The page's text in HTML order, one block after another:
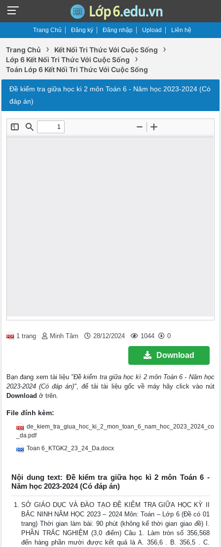
Trang Chủ Đăng ký Đăng nhập Upload Liên hệ
Trang Chủ › Kết Nối Tri Thức Với Cuộc Sống ›
Lớp 6 Kết Nối Tri Thức Với Cuộc Sống ›
Toán Lớp 6 Kết Nối Tri Thức Với Cuộc Sống
Đề kiểm tra giữa học kì 2 môn Toán 6 - Năm học 2023-2024 (Có
đáp án)
1 trang Minh Tâm 28/12/2024 1044 0
Download
Bạn đang xem tài liệu "Đề kiểm tra giữa học kì 2 môn Toán 6 - Năm học
2023-2024 (Có đáp án)", để tải tài liệu gốc về máy hãy click vào nút
Download ở trên.
File đính kèm:
de_kiem_tra_giua_hoc_ki_2_mon_toan_6_nam_hoc_2023_2024_co
_da.pdf
Toan 6_KTGK2_23_24_Da.docx
Nội dung text: Đề kiểm tra giữa học kì 2 môn Toán 6 -
Năm học 2023-2024 (Có đáp án)
SỞ GIÁO DỤC VÀ ĐÀO TẠO ĐỀ KIỂM TRA GIỮA HỌC KỲ II
BẮC NINH NĂM HỌC 2023 – 2024 Môn: Toán – Lớp 6 (Đề có 01
trang) Thời gian làm bài: 90 phút (không kể thời gian giao đề) I.
PHẦN TRẮC NGHIỆM (3,0 điểm) Câu 1. Làm tròn số 356,568
đến hàng phần mười được kết quả là A. 356,6 . B. 356,5 . C.